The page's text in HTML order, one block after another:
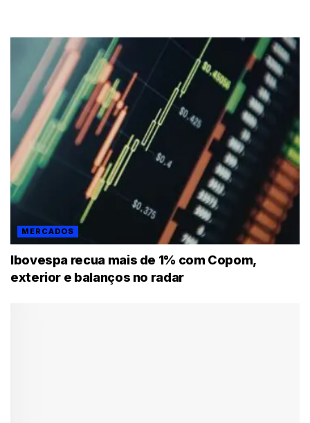
MERCADOS
Ibovespa recua mais de 1% com Copom,
exterior e balanços no radar